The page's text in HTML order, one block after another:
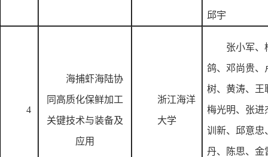
邱宇
4
海捕虾海陆协
同高质化保鲜加工
关键技术与装备及
应用
浙江海洋
大学
张小军、
鸽、邓尚贵、
树、黄涛、王
梅光明、张进
训新、邱意忠
丹、陈思、金